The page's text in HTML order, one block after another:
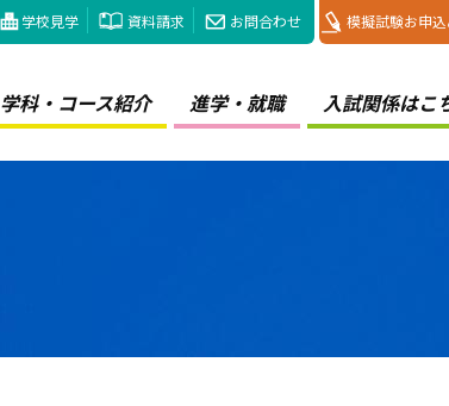
学校見学 資料請求 お問合わせ 模擬試験お申込
学科・コース紹介 進学・就職 入試関係はこ